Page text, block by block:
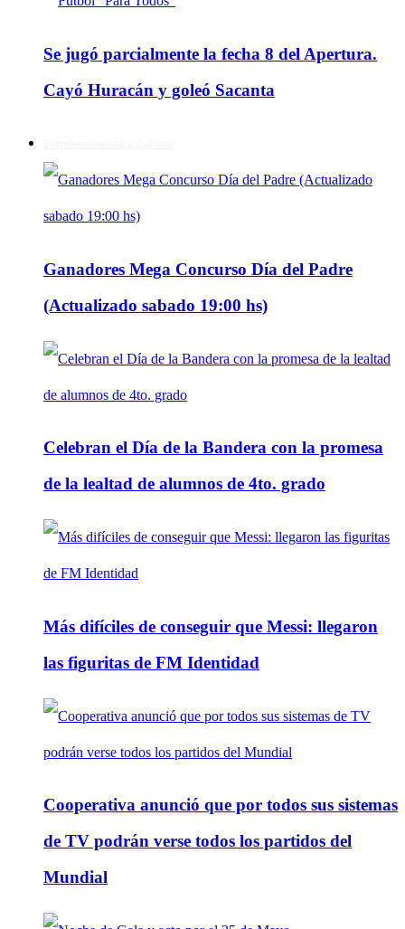
Se jugó parcialmente la fecha 8 del Apertura.
Cayó Huracán y goleó Sacanta
Ganadores Mega Concurso Día del Padre
(Actualizado sabado 19:00 hs)
Celebran el Día de la Bandera con la promesa
de la lealtad de alumnos de 4to. grado
Más difíciles de conseguir que Messi: llegaron
las figuritas de FM Identidad
Cooperativa anunció que por todos sus sistemas
de TV podrán verse todos los partidos del
Mundial